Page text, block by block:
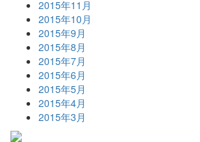
2015年11月
2015年10月
2015年9月
2015年8月
2015年7月
2015年6月
2015年5月
2015年4月
2015年3月